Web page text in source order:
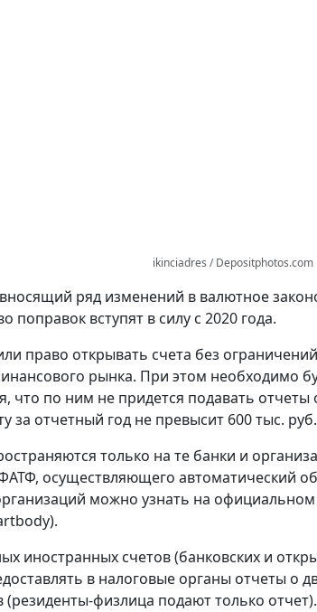
ikinciadres / Depositphotos.com
ряд изменений в валютное
поправок вступят в силу с 2020 года.
право открывать счета без
рынка. При этом необходимо
что по ним не придется подавать
за отчетный год не превысит 600 тыс.
только на те банки и
осуществляющего автоматический
можно узнать на
иностранных счетов (банковских и
в налоговые органы отчеты о
физлица подают только отчет).